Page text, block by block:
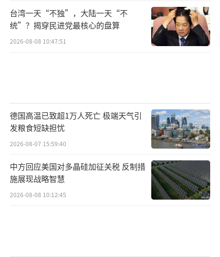
台湾一天“不独”，大陆一天“不
统”？揭穿民进党最核心的盘算
2026-08-08 10:47:51
德国高温已致超1万人死亡 极端天气引
发粮食短缺担忧
2026-08-07 15:59:40
中方回应美国对多晶硅加征关税 反制措
施展现战略智慧
2026-08-08 10:12:45